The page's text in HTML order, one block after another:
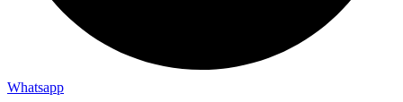
Whatsapp